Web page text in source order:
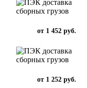
от 1 452 руб.
от 1 252 руб.